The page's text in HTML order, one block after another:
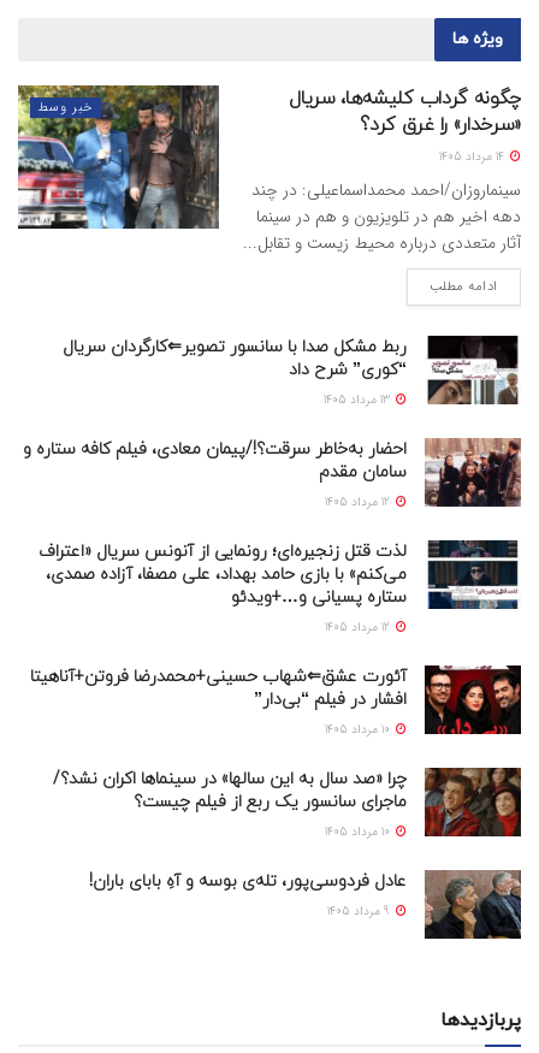
ویژه ها
خبر وسط
چگونه گرداب کلیشه‌ها، سریال
«سرخدار» را غرق کرد؟
سینماروزان/احمد محمداسماعیلی: در چند
دهه اخیر هم در تلویزیون و هم در سینما
آثار متعددی درباره محیط زیست و تقابل...
ادامه مطلب
ربط مشکل صدا با سانسور تصویر⇐کارگردان سریال
“کوری” شرح داد
احضار به‌خاطر سرقت؟!/پیمان معادی، فیلم کافه ستاره و
سامان مقدم
لذت قتل زنجیره‌ای؛ رونمایی از آنونس سریال «اعتراف
می‌کنم» با بازی حامد بهداد، علی مصفا، آزاده صمدی،
ستاره پسیانی و…+ویدئو
آئورت عشق⇐شهاب حسینی+محمدرضا فروتن+آناهیتا
افشار در فیلم “بی‌دار”
چرا «صد سال به این سالها» در سینماها اکران نشد؟/
ماجرای سانسور یک ربع از فیلم چیست؟
عادل فردوسی‌پور، تله‌ی بوسه و آهِ بابای باران!
پربازدیدها